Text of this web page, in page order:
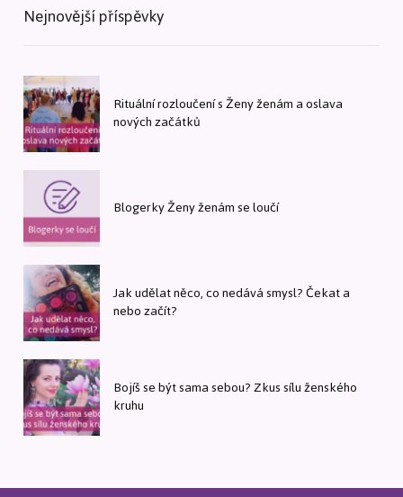
Nejnovější příspěvky
Rituální rozloučení s Ženy ženám a oslava
nových začátků
Blogerky Ženy ženám se loučí
Jak udělat něco, co nedává smysl? Čekat a
nebo začít?
Bojíš se být sama sebou? Zkus sílu ženského
kruhu